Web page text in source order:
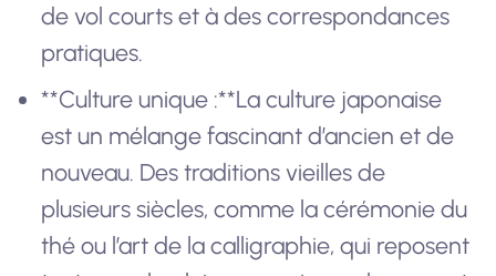
de vol courts et à des correspondances
pratiques.
**Culture unique :**La culture japonaise
est un mélange fascinant d’ancien et de
nouveau. Des traditions vieilles de
plusieurs siècles, comme la cérémonie du
thé ou l’art de la calligraphie, qui reposent